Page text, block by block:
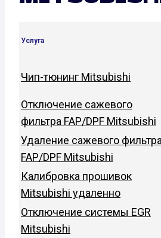
Услуга
Чип-тюнинг Mitsubishi
Отключение сажевого
фильтра FAP/DPF Mitsubishi
Удаление сажевого фильтра
FAP/DPF Mitsubishi
Калибровка прошивок
Mitsubishi удаленно
Отключение системы EGR
Mitsubishi